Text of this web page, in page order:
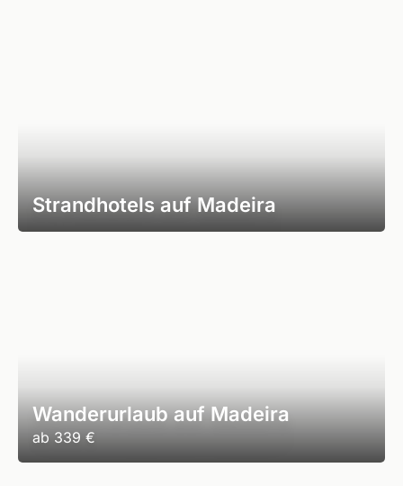
Strandhotels auf Madeira
Wanderurlaub auf Madeira
ab 339 €